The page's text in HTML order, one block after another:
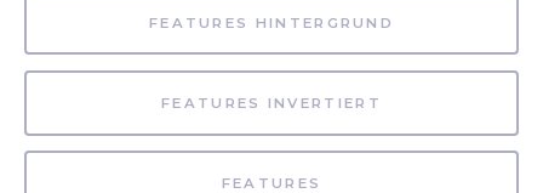
FEATURES HINTERGRUND
FEATURES INVERTIERT
FEATURES